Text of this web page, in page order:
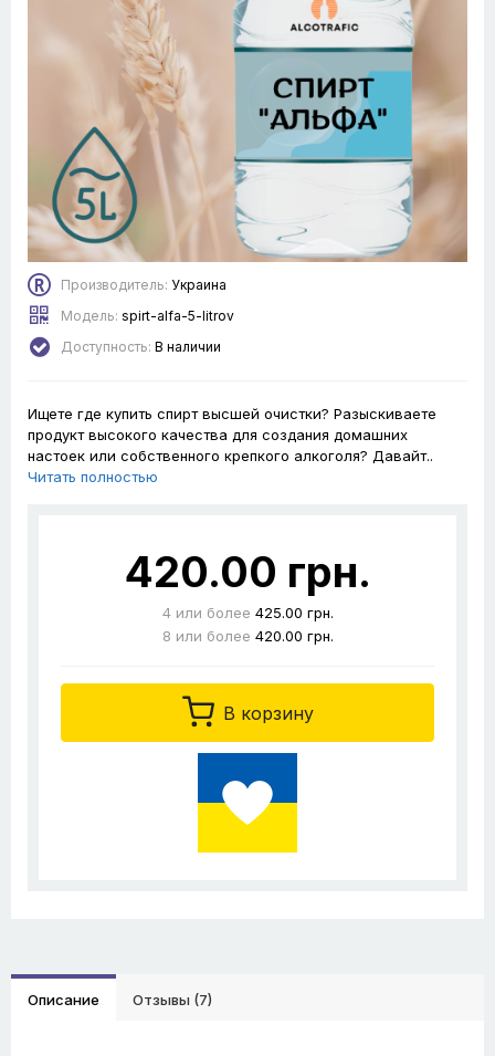
Производитель: Украина
Модель: spirt-alfa-5-litrov
Доступность: В наличии
Ищете где купить спирт высшей очистки? Разыскиваете
продукт высокого качества для создания домашних
настоек или собственного крепкого алкоголя? Давайт..
Читать полностью
420.00 грн.
4 или более 425.00 грн.
8 или более 420.00 грн.
В корзину
Описание Отзывы (7)